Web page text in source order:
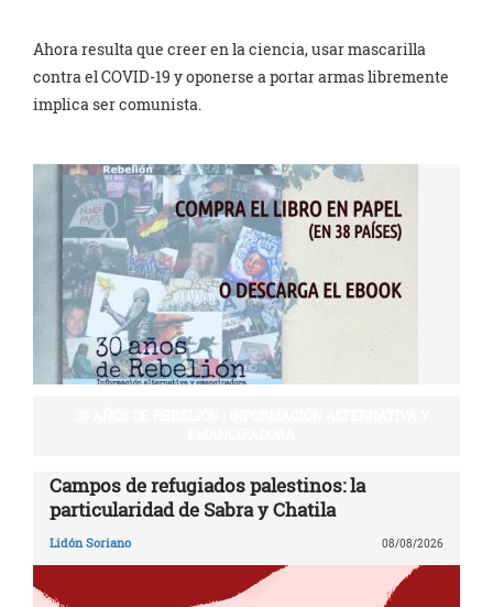
Ahora resulta que creer en la ciencia, usar mascarilla
contra el COVID-19 y oponerse a portar armas libremente
implica ser comunista.
Campos de refugiados palestinos: la
particularidad de Sabra y Chatila
Lidón Soriano 08/08/2026